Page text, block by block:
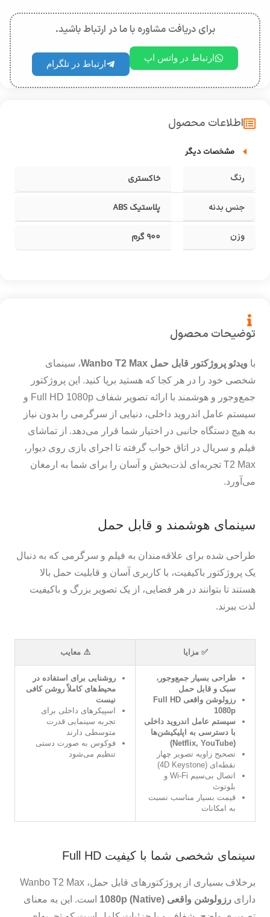
برای دریافت مشاوره با ما در ارتباط باشید.
ارتباط در واتس اپ
ارتباط در تلگرام
توضیحات محصول
با ویدئو پروژکتور قابل حمل Wanbo T2 Max
، سینمای
شخصی خود را در هر کجا که هستید برپا کنید. این پروژکتور
جمع‌وجور و هوشمند با ارائه تصویر شفاف Full HD 1080p و
سیستم عامل اندروید داخلی، دنیایی از سرگرمی را بدون نیاز
به هیچ دستگاه جانبی در اختیار شما قرار می‌دهد. از تماشای
فیلم و سریال در اتاق خواب گرفته تا اجرای بازی روی دیوار،
T2 Max تجربه‌ای لذت‌بخش و آسان را برای شما به ارمغان
می‌آورد.
سینمای هوشمند و قابل حمل
طراحی شده برای علاقه‌مندان به فیلم و سرگرمی که به دنبال
یک پروژکتور باکیفیت، با کاربری آسان و قابلیت حمل بالا
هستند تا بتوانند در هر فضایی، از یک تصویر بزرگ و باکیفیت
لذت ببرند.
✅ مزایا ⚠️ معایب
طراحی بسیار جمع‌وجور،
سبک و قابل حمل
رزولوشن واقعی Full HD
1080p
سیستم عامل اندروید داخلی
با دسترسی به اپلیکیشن‌ها
(Netflix, YouTube)
تصحیح زاویه تصویر چهار
نقطه‌ای (4D Keystone)
اتصال بی‌سیم Wi-Fi و
بلوتوث
قیمت بسیار مناسب نسبت
به امکانات
روشنایی برای استفاده در
محیط‌های کاملاً روشن کافی
نیست
اسپیکرهای داخلی برای
تجربه سینمایی قدرت
متوسطی دارند
فوکوس به صورت دستی
تنظیم می‌شود
سینمای شخصی شما با کیفیت Full HD
برخلاف بسیاری از پروژکتورهای قابل حمل، Wanbo T2 Max
دارای رزولوشن واقعی (Native) 1080p
است. این به معنای
اطلاعات محصول
مشخصات دیگر
رنگ خاکستری
جنس بدنه پلاستیک ABS
وزن 900 گرم